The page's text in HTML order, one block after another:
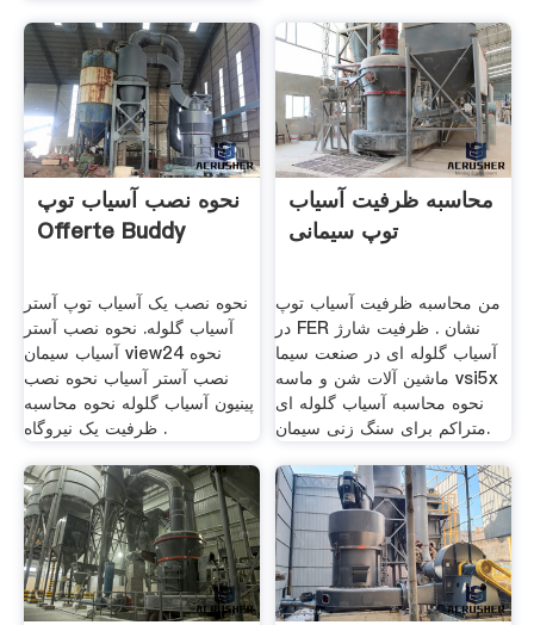
نحوه نصب آسیاب توپ
Offerte Buddy
نحوه نصب یک آسیاب توپ آستر
آسیاب گلوله. نحوه نصب آستر
آسیاب سیمان view24 نحوه
نصب آستر آسیاب نحوه نصب
پینیون آسیاب گلوله نحوه محاسبه
ظرفیت یک نیروگاه .
محاسبه ظرفیت آسیاب
توپ سیمانی
من محاسبه ظرفیت آسیاب توپ
در FER نشان . ظرفیت شارژ
آسیاب گلوله ای در صنعت سیما
ماشین آلات شن و ماسه vsi5x
نحوه محاسبه آسیاب گلوله ای
متراکم برای سنگ زنی سیمان.